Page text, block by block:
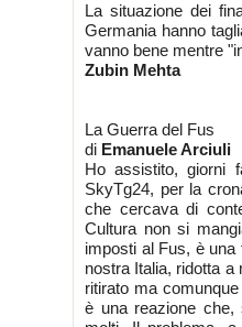
La situazione dei
Germania hanno
vanno bene mentre
Zubin Mehta
La Guerra del Fus
di Emanuele Arciuli
Ho assistito, giorni
SkyTg24, per la
che cercava di
Cultura non si
imposti al Fus, è
nostra Italia, ridotta a
ritirato ma
è una reazione che,